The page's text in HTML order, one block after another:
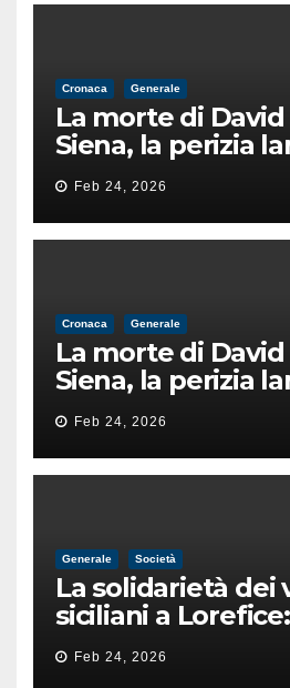
Cronaca Generale
La morte di David
Siena, la perizia
di
male
Feb 24, 2026
Cronaca Generale
La morte di David
Siena, la perizia
di
male
Feb 24, 2026
Generale Società
La solidarietà dei
siciliani a
il valore e la dignità
dell’umanità»
Feb 24, 2026